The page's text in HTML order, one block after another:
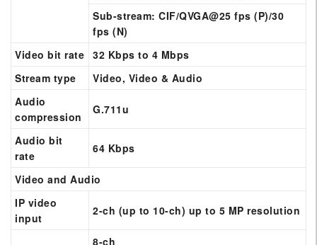
Sub-stream: CIF/QVGA@25 fps (P)/30
fps (N)
Video bit rate 32 Kbps to 4 Mbps
Stream type
Video, Video & Audio
Audio
compression
G.711u
Audio bit
rate
64 Kbps
Video and Audio
IP video
input
2-ch (up to 10-ch) up to 5 MP resolution
8-ch